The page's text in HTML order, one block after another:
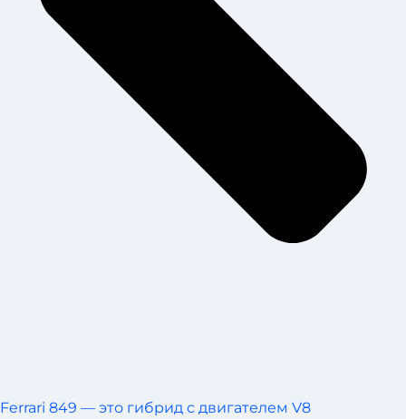
Ferrari 849 — это гибрид с двигателем V8